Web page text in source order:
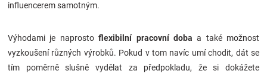
influencerem samotným.
Výhodami je naprostoflexibilní pracovní doba a také možnost
vyzkoušení různých výrobků. Pokud v tom navíc umí chodit, dát se
tím poměrně slušně vydělat za předpokladu, že si dokážete